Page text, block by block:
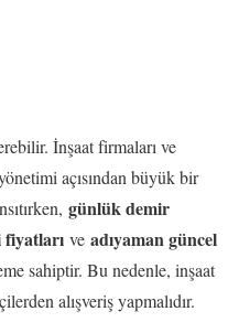
İnşaat firmaları ve
açısından büyük bir
günlük demir
fiyatları ve adıyaman güncel
sahiptir. Bu nedenle, inşaat
alışveriş yapmalıdır.